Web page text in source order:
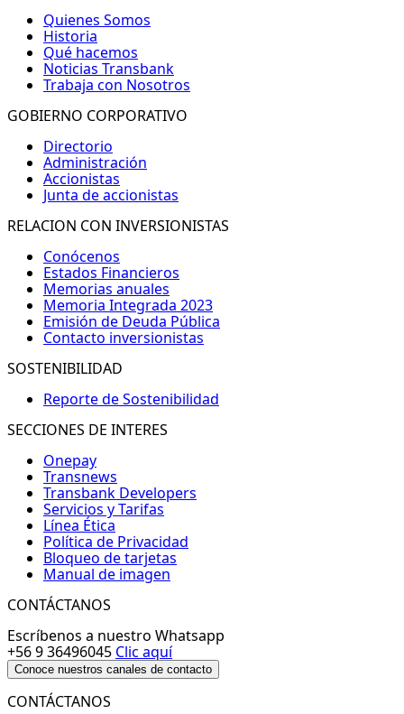
Quienes Somos
Historia
Qué hacemos
Noticias Transbank
Trabaja con Nosotros
GOBIERNO CORPORATIVO
Directorio
Administración
Accionistas
Junta de accionistas
RELACION CON INVERSIONISTAS
Conócenos
Estados Financieros
Memorias anuales
Memoria Integrada 2023
Emisión de Deuda Pública
Contacto inversionistas
SOSTENIBILIDAD
Reporte de Sostenibilidad
SECCIONES DE INTERES
Onepay
Transnews
Transbank Developers
Servicios y Tarifas
Línea Ética
Política de Privacidad
Bloqueo de tarjetas
Manual de imagen
CONTÁCTANOS
Escríbenos a nuestro Whatsapp
+56 9 36496045 Clic aquí
Conoce nuestros canales de contacto
CONTÁCTANOS